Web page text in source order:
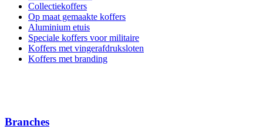
Collectiekoffers
Op maat gemaakte koffers
Aluminium etuis
Speciale koffers voor militaire
Koffers met vingerafdruksloten
Koffers met branding
Branches